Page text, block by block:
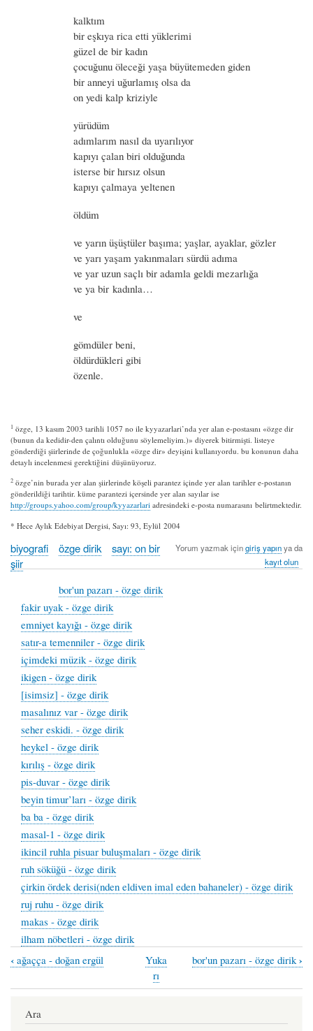
kalktım
bir eşkıya rica etti yüklerimi
güzel de bir kadın
çocuğunu öleceği yaşa büyütemeden giden
bir anneyi uğurlamış olsa da
on yedi kalp kriziyle
yürüdüm
adımlarım nasıl da uyarılıyor
kapıyı çalan biri olduğunda
isterse bir hırsız olsun
kapıyı çalmaya yeltenen
öldüm
ve yarın üşüştüler başıma; yaşlar, ayaklar, gözler
ve yarı yaşam yakınmaları sürdü adıma
ve yar uzun saçlı bir adamla geldi mezarlığa
ve ya bir kadınla…
ve
gömdüler beni,
öldürdükleri gibi
özenle.
1 özge, 13 kasım 2003 tarihli 1057 no ile kyyazarlari’nda yer alan e-postasını «özge dir
(bunun da kedidir-den çalıntı olduğunu söylemeliyim.)» diyerek bitirmişti. listeye
gönderdiği şiirlerinde de çoğunlukla «özge dir» deyişini kullanıyordu. bu konunun daha
detaylı incelenmesi gerektiğini düşünüyoruz.
2 özge’nin burada yer alan şiirlerinde köşeli parantez içinde yer alan tarihler e-postanın
gönderildiği tarihtir. küme parantezi içersinde yer alan sayılar ise
http://groups.yahoo.com/group/kyyazarlari adresindeki e-posta numarasını belirtmektedir.
* Hece Aylık Edebiyat Dergisi, Sayı: 93, Eylül 2004
biyografi
şiir
özge dirik sayı: on bir Yorum yazmak içingiriş yapınya da
kayıt olun
bor'un pazarı - özge dirik
fakir uyak - özge dirik
emniyet kayığı - özge dirik
satır-a temenniler - özge dirik
içimdeki müzik - özge dirik
ikigen - özge dirik
[isimsiz] - özge dirik
masalınız var - özge dirik
seher eskidi. - özge dirik
heykel - özge dirik
kırılış - özge dirik
pis-duvar - özge dirik
beyin timur’ları - özge dirik
ba ba - özge dirik
masal-1 - özge dirik
ikincil ruhla pisuar buluşmaları - özge dirik
ruh söküğü - özge dirik
çirkin ördek derisi(nden eldiven imal eden bahaneler) - özge dirik
ruj ruhu - özge dirik
makas - özge dirik
ilham nöbetleri - özge dirik
Book
traversal
links
‹ ağaçça - doğan ergül
Yuka
rı
bor'un pazarı - özge dirik›
Ara